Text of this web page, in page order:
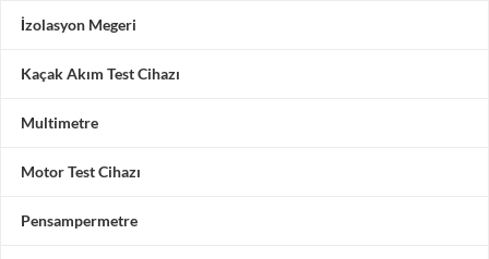
İzolasyon Megeri
Kaçak Akım Test Cihazı
Multimetre
Motor Test Cihazı
Pensampermetre